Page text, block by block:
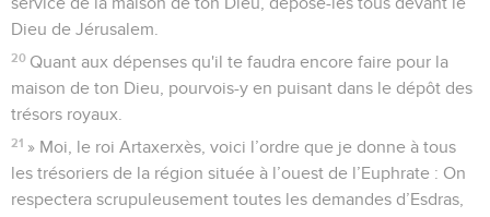
Dieu de Jérusalem.
20 Quant aux dépenses qu'il te faudra encore faire pour la
maison de ton Dieu, pourvois-y en puisant dans le dépôt des
trésors royaux.
21 » Moi, le roi Artaxerxès, voici l’ordre que je donne à tous
les trésoriers de la région située à l’ouest de l’Euphrate : On
respectera scrupuleusement toutes les demandes d’Esdras,